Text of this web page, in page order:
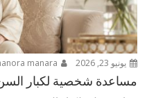
يونيو 23, 2026
مساعدة شخصية لكبار السن جدة